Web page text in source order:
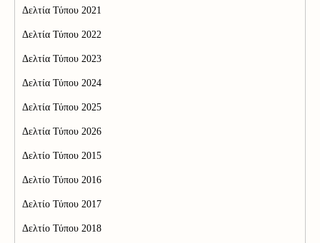
Δελτία Τύπου 2021
Δελτία Τύπου 2022
Δελτία Τύπου 2023
Δελτία Τύπου 2024
Δελτία Τύπου 2025
Δελτία Τύπου 2026
Δελτίο Τύπου 2015
Δελτίο Τύπου 2016
Δελτίο Τύπου 2017
Δελτίο Τύπου 2018